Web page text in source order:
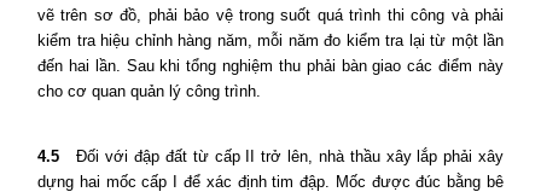
vẽ trên sơ đồ, phải bảo vệ trong suốt quá trình thi công và phải
kiểm tra hiệu chỉnh hàng năm, mỗi năm đo kiểm tra lại từ một lần
đến hai lần. Sau khi tổng nghiệm thu phải bàn giao các điểm này
cho cơ quan quản lý công trình.
4.5
Đối với đập đất từ cấp II trở lên, nhà thầu xây lắp phải xây
dựng hai mốc cấp I để xác định tim đập. Mốc được đúc bằng bê